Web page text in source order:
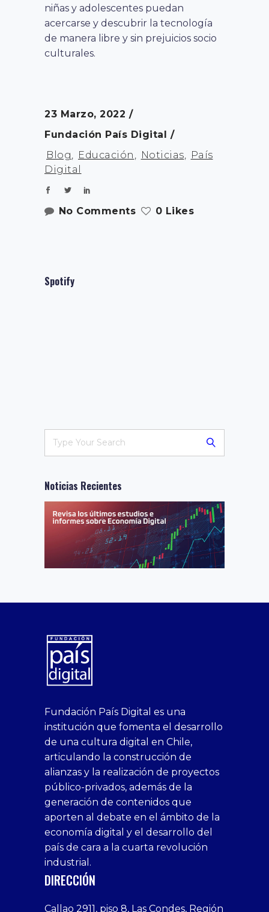
niñas y adolescentes puedan
acercarse y descubrir la tecnología
de manera libre y sin prejuicios socio
culturales.
23 Marzo, 2022
Fundación País Digital
Blog, Educación , Noticias, País
Digital
No Comments 0 Likes
Spotify
Noticias Recientes
1xbet
canlı
casino
siteleri
bedava
bonus
veren
siteler
1xbet
deneme
bonusu
veren
siteleri
deneme
bonusu
Sikis
siteleri
bonusu
veren
siteler
casino
siteleri
1win
xslot
sahabet
giriş
1xbet
giriş
tarafbet
giriş
bonusu
veren
siteler
deneme
bonusu
Deneme
bonusu
veren
siteler
escort
casino
siteleri
bonusu
bahis
siteleri
Hot
Couple
xxx
homemade
porn
on
webcam
Cumshots
Tits
Free
Amateur
Porn
Xxx
yenigiris.com
Giriş
bonusu
veren
siteler
deneme
bonusu
veren
siteler
Fundación País Digital es una
institución que fomenta el desarrollo
de una cultura digital en Chile,
articulando la construcción de
alianzas y la realización de proyectos
público-privados, además de la
generación de contenidos que
aporten al debate en el ámbito de la
economía digital y el desarrollo del
país de cara a la cuarta revolución
industrial.
DIRECCIÓN
Callao 2911, piso 8, Las Condes, Región